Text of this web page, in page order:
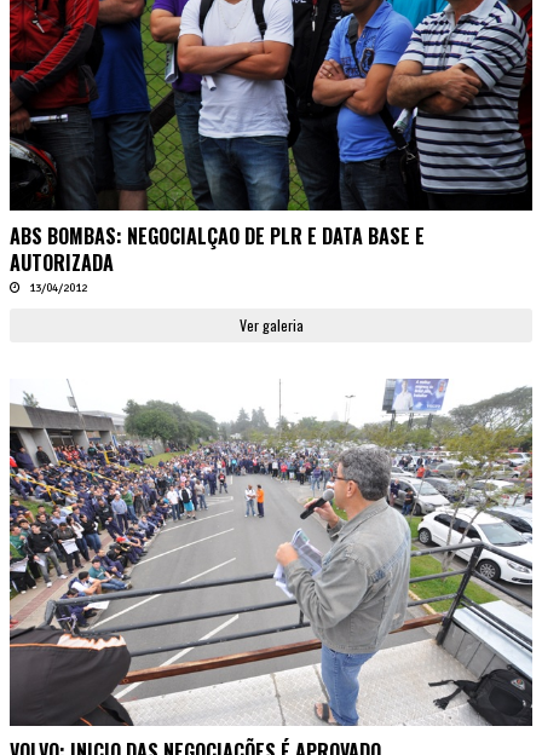
ABS BOMBAS: NEGOCIALÇAO DE PLR E DATA BASE E
AUTORIZADA
13/04/2012
Ver galeria